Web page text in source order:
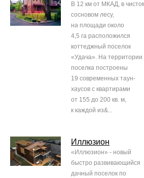
В 12 км от МКАД, в
сосновом лесу,
на площади около
4,5 га расположился
коттеджный поселок
«Удача». На территории
поселка построены
19 современных таун-
хаусов с квартирами
от 155 до 200 кв. м,
к каждой из&...
Иллюзион
«Иллюзион» - новый
быстро развивающийся
дачный поселок по